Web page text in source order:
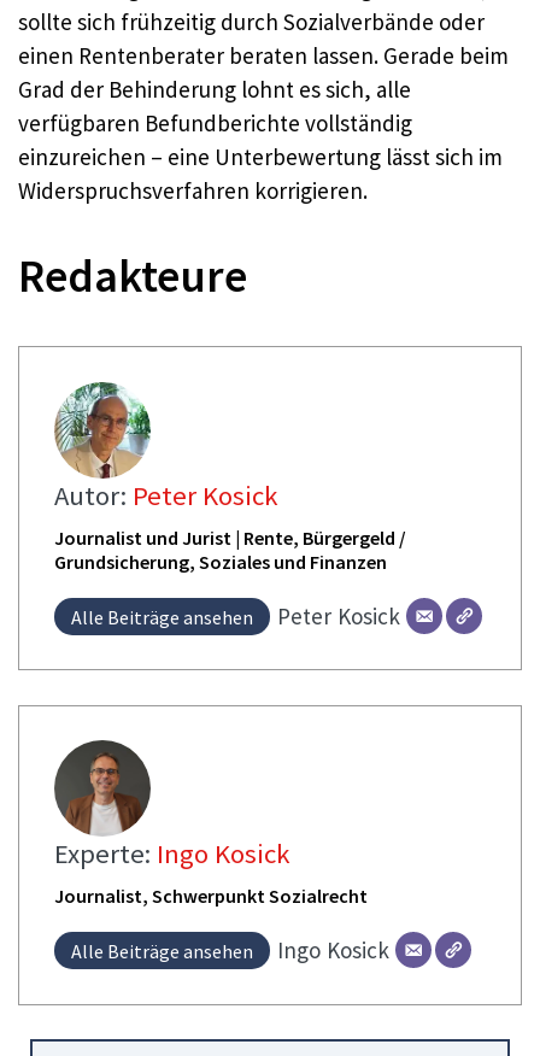
sollte sich frühzeitig durch Sozialverbände oder
einen Rentenberater beraten lassen. Gerade beim
Grad der Behinderung lohnt es sich, alle
verfügbaren Befundberichte vollständig
einzureichen – eine Unterbewertung lässt sich im
Widerspruchsverfahren korrigieren.
Redakteure
Autor: Peter Kosick
Journalist und Jurist | Rente, Bürgergeld /
Grundsicherung, Soziales und Finanzen
Alle Beiträge ansehen Peter Kosick
Experte: Ingo Kosick
Journalist, Schwerpunkt Sozialrecht
Alle Beiträge ansehen Ingo Kosick